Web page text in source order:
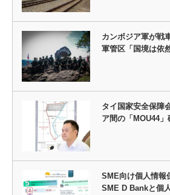
カンボジア軍が戦
軍管区「国境は依
タイ国家安全保障
ア間の「MOU44
SME向け個人情
SME D Bankと個